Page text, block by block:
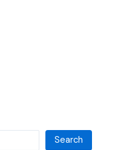
Search